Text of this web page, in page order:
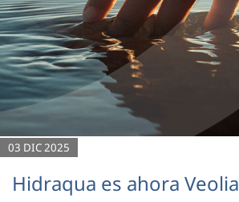
03 DIC 2025
Hidraqua es ahora Veolia